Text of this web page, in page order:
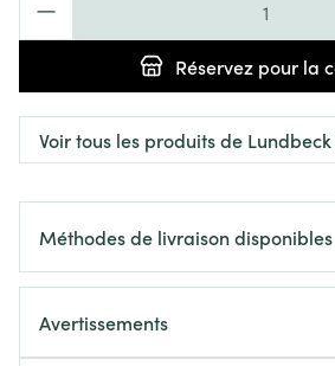
Réservez pour la
Voir tous les produits de Lundbeck
Méthodes de livraison disponibles
Avertissements